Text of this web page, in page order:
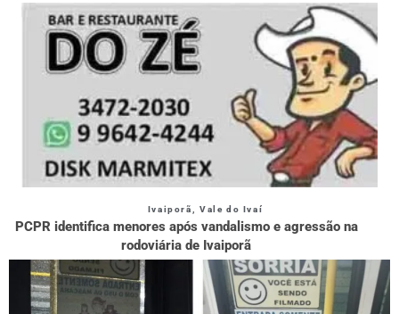
Ivaiporã Vale do Ivaí
PCPR identifica menores após vandalismo e agressão na
rodoviária de Ivaiporã